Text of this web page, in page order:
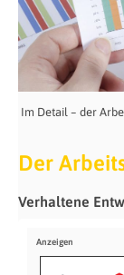
Im Detail – der
Der
Verhaltene